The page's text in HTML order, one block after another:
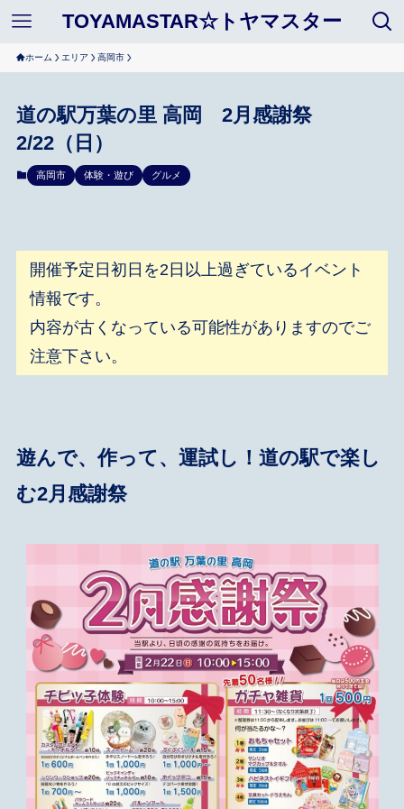
TOYAMASTAR☆トヤマスター
ホーム エリア 高岡市
道の駅万葉の里 高岡 2月感謝祭
2/22（日）
高岡市 体験・遊び グルメ
開催予定日初日を2日以上過ぎているイベント
情報です。
内容が古くなっている可能性がありますのでご
注意下さい。
遊んで、作って、運試し！道の駅で楽し
む2月感謝祭